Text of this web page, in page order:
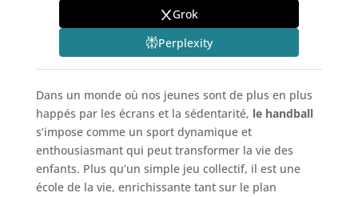
Grok
Perplexity
Dans un monde où nos jeunes sont de plus en plus
happés par les écrans et la sédentarité, le handball
s’impose comme un sport dynamique et
enthousiasmant qui peut transformer la vie des
enfants. Plus qu’un simple jeu collectif, il est une
école de la vie, enrichissante tant sur le plan